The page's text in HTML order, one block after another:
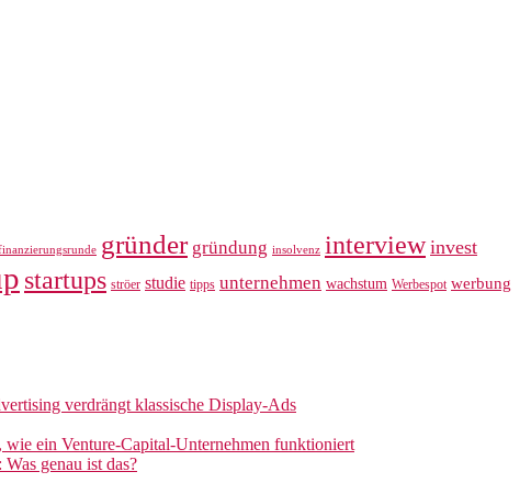
gründer gründung insolvenz interview invest
startups ströer studie tipps unternehmen wachstum Werbespot werbung
verdrängt klassische Display-Ads
wie ein Venture-Capital-Unternehmen funktioniert
genau ist das?